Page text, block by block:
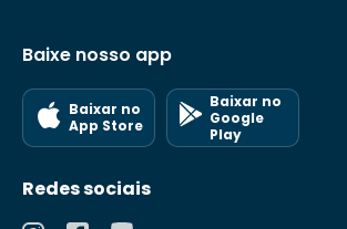
Baixe nosso app
Baixar no
App Store
Baixar no
Google
Play
Redes sociais